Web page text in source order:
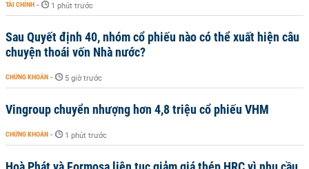
TÀI CHÍNH - 1 phút trước
Sau Quyết định 40, nhóm cổ phiếu nào có thể xuất hiện câu
chuyện thoái vốn Nhà nước?
CHỨNG KHOÁN - 5 giờ trước
Vingroup chuyển nhượng hơn 4,8 triệu cổ phiếu VHM
CHỨNG KHOÁN - 1 phút trước